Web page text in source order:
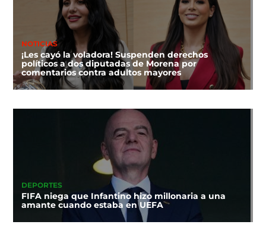
NOTICIAS
¡Les cayó la voladora! Suspenden derechos
políticos a dos diputadas de Morena por
comentarios contra adultos mayores
DEPORTES
FIFA niega que Infantino hizo millonaria a una
amante cuando estaba en UEFA